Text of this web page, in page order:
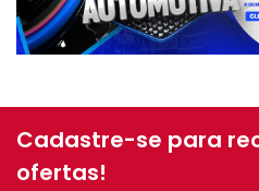
Cadastre-se para
ofertas!